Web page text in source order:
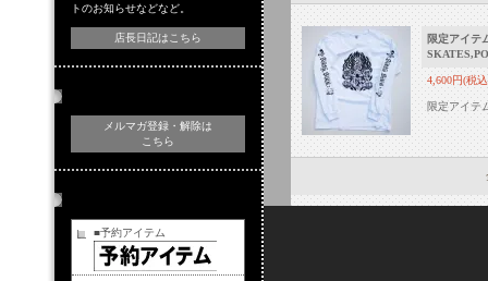
トのお知らせなどなど。
店長日記はこちら
メルマガ登録・解除は
こちら
■予約アイテム
限定アイ
4,600円(税
限定アイテ